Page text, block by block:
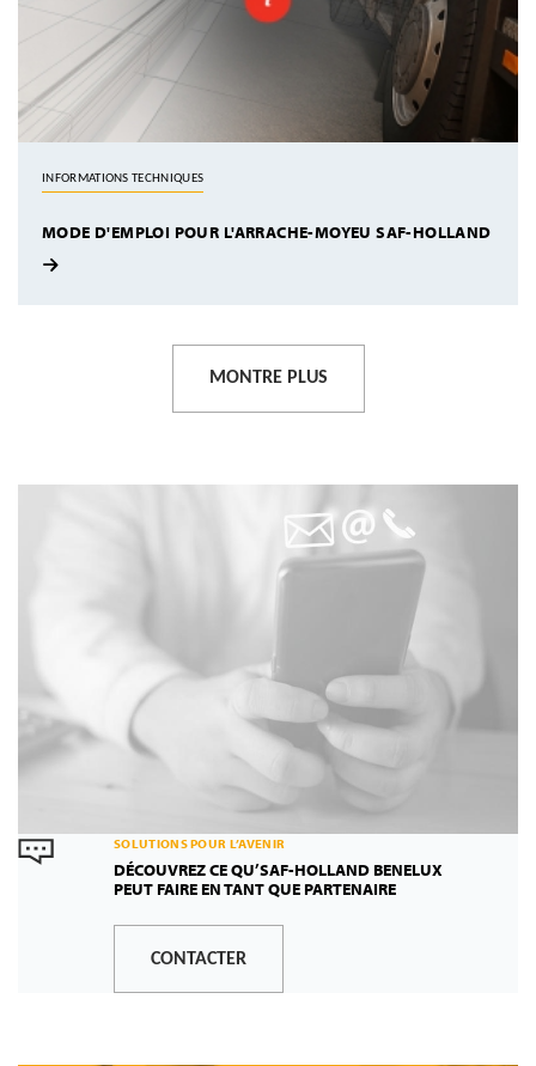
INFORMATIONS TECHNIQUES
MODE D'EMPLOI POUR L'ARRACHE-MOYEU SAF-HOLLAND
MONTRE PLUS
SOLUTIONS POUR L’AVENIR
DÉCOUVREZ CE QU’SAF-HOLLAND BENELUX
PEUT FAIRE EN TANT QUE PARTENAIRE
CONTACTER